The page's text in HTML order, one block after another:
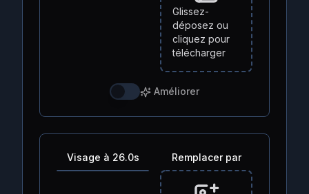
Glissez-
déposez ou
cliquez pour
télécharger
Améliorer
Visage à 26.0s Remplacer par